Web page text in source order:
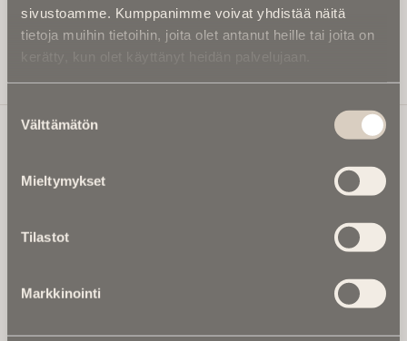
sivustoamme. Kumppanimme voivat yhdistää näitä
tietoja muihin tietoihin, joita olet antanut heille tai joita on
kerätty, kun olet käyttänyt heidän palvelujaan.
valinta
Välttämätön
Mieltymykset
Tilastot
Markkinointi
Tilaa Uutiskirje
Ikuisuusmedia
valtakunnallinen mediabrändi. Julkaisemme uusimmat
kuolinuutiset ja kuolintiedot.
Anna palautetta